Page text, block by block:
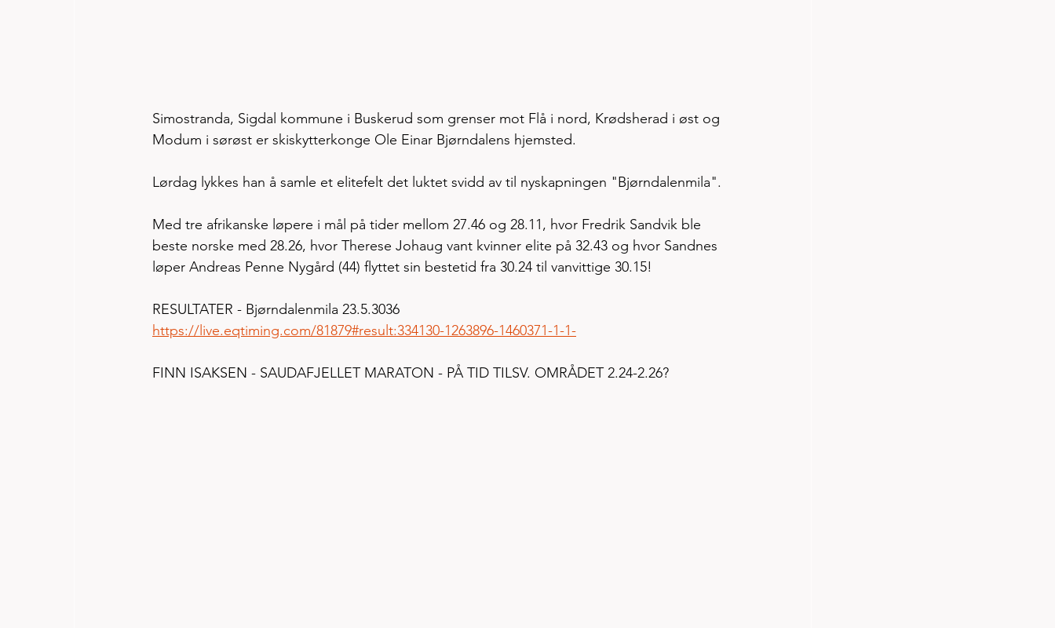
Simostranda, Sigdal kommune i Buskerud som grenser mot Flå i nord, Krødsherad i øst og
Modum i sørøst er skiskytterkonge Ole Einar Bjørndalens hjemsted.
Lørdag lykkes han å samle et elitefelt det luktet svidd av til nyskapningen "Bjørndalenmila".
Med tre afrikanske løpere i mål på tider mellom 27.46 og 28.11, hvor Fredrik Sandvik ble
beste norske med 28.26, hvor Therese Johaug vant kvinner elite på 32.43 og hvor Sandnes
løper Andreas Penne Nygård (44) flyttet sin bestetid fra 30.24 til vanvittige 30.15!
RESULTATER - Bjørndalenmila 23.5.3036
https://live.eqtiming.com/81879#result:334130-1263896-1460371-1-1-
FINN ISAKSEN - SAUDAFJELLET MARATON - PÅ TID TILSV. OMRÅDET 2.24-2.26?